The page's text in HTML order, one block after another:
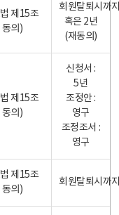
제15조
동의)
회원탈퇴시까
혹은 2년
(재동의)
제15조
동의)
신청서 :
5년
조정안 :
영구
조정조서 :
영구
제15조
동의)
회원탈퇴시까